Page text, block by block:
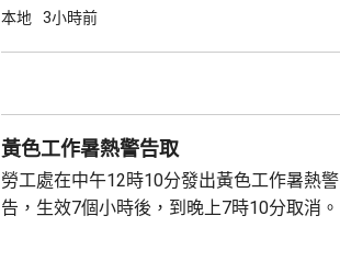
確定。
本地 3小時前
黃色工作暑熱警告取
勞工處在中午12時10分發出黃色工作暑熱警
告，生效7個小時後，到晚上7時10分取消。